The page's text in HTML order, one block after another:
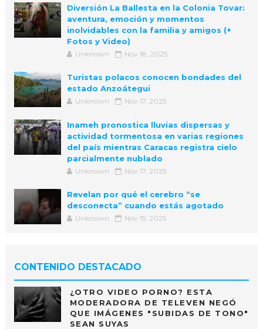
Diversión La Ballesta en la Colonia Tovar:
aventura, emoción y momentos
inolvidables con la familia y amigos (+
Fotos y Video)
Unknown Nov 18, 2025
Turistas polacos conocen bondades del
estado Anzoátegui
Unknown Nov 17, 2025
Inameh pronostica lluvias dispersas y
actividad tormentosa en varias regiones
del país mientras Caracas registra cielo
parcialmente nublado
Unknown Nov 17, 2025
Revelan por qué el cerebro “se
desconecta” cuando estás agotado
Unknown Nov 15, 2025
CONTENIDO DESTACADO
¿OTRO VIDEO PORNO? ESTA
MODERADORA DE TELEVEN NEGÓ
QUE IMÁGENES "SUBIDAS DE TONO"
SEAN SUYAS